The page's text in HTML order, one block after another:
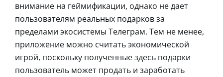
внимание на геймификации, однако не дает
пользователям реальных подарков за
пределами экосистемы Телеграм. Тем не менее,
приложение можно считать экономической
игрой, поскольку полученные здесь подарки
пользователь может продать и заработать